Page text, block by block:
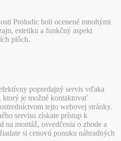
Proludic boli ocenené mnohými
estetiku a funkčný aspekt
plôch.
popredajný servis vďaka
ktorý je možné kontaktovať
tejto webovej stránky.
servisu získate prístup k
na montáž, osvedčenia o zhode a
si cenovú ponuku náhradných